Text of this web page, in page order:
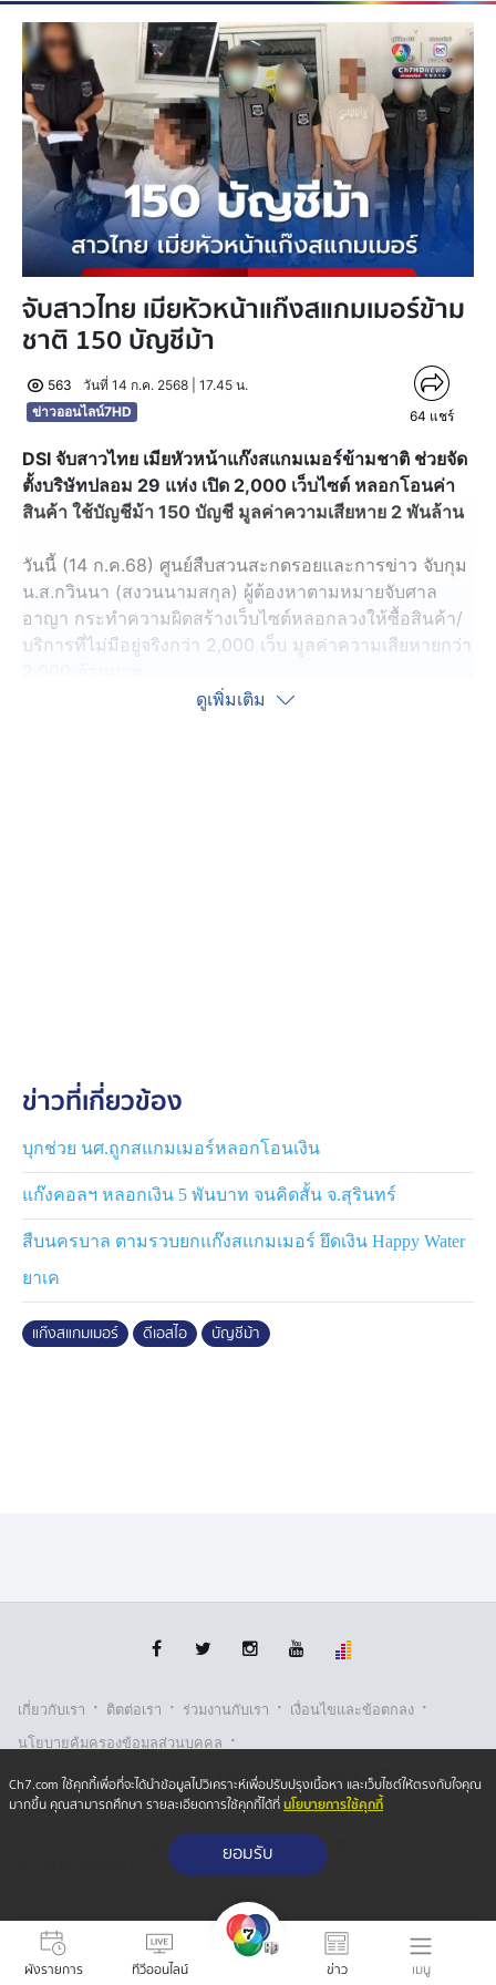
ผังรายการ ทีวีออนไลน์ ข่าว เมนู
จับสาวไทย เมียหัวหน้าแก๊งสแกมเมอร์ข้าม
ชาติ 150 บัญชีม้า
563
วันที่ 14 ก.ค. 2568 | 17.45 น.
ข่าวออนไลน์7HD
64 แชร์
DSI จับสาวไทย เมียหัวหน้าแก๊งสแกมเมอร์ข้ามชาติ ช่วยจัด
ตั้งบริษัทปลอม 29 แห่ง เปิด 2,000 เว็บไซต์ หลอกโอนค่า
สินค้า ใช้บัญชีม้า 150 บัญชี มูลค่าความเสียหาย 2 พันล้าน
วันนี้ (14 ก.ค.68) ศูนย์สืบสวนสะกดรอยและการข่าว จับกุม
น.ส.กวินนา (สงวนนามสกุล) ผู้ต้องหาตามหมายจับศาล
อาญา กระทำความผิดสร้างเว็บไซต์หลอกลวงให้ซื้อสินค้า/
บริการที่ไม่มีอยู่จริงกว่า 2,000 เว็บ มูลค่าความเสียหายกว่า
พ.ค.68 ฐานความผิด “ร่วมกันมีส่วนร่วมในองค์กร
ข้อมูลคอมพิวเตอร์อันเป็นเท็จโดยประการที่น่าจะเกิดความ
เสียหายแก่ประชาชนและความมั่นคงในทางเศรษฐกิจของ
ประเทศ ร่วมกันฉ้อโกงประชาชนด้วยการแสดงตนเป็นคน
อื่นร่วมกันฟอกเงินและร่วมกันสมคบโดยการตกลงกันตั้งแต่
2 คนขึ้นไป เพื่อกระทำความผิดฐานฟอกเงิน และได้มีการก
ระทำความผิดฐานฟอกเงิน เพราะเหตุที่ได้มีการสมคบกัน
เจ้าหน้าที่สามารถจับกุมผู้ต้องหาได้ที่บริเวณริมถนนสุริยเดช
ดูเพิ่มเติม
ข่าวที่เกี่ยวข้อง
บุกช่วย นศ.ถูกสแกมเมอร์หลอกโอนเงิน
แก๊งคอลฯ หลอกเงิน 5 พันบาท จนคิดสั้น จ.สุรินทร์
สืบนครบาล ตามรวบยกแก๊งสแกมเมอร์ ยึดเงิน Happy Water
ยาเค
แก๊งสแกมเมอร์ ดีเอสไอ บัญชีม้า
เกี่ยวกับเรา · ติตต่อเรา · ร่วมงานกับเรา · เงื่อนไขและข้อตกลง ·
นโยบายคุ้มครองข้อมูลส่วนบุคคล ·
นโยบายคุ้มครองข้อมูลส่วนบุคคล (ออนไลน์) · นโยบายคุกกี้ ·
รับเรื่องร้องเรียน
Copyright © 2026 Bangkok Broadcasting & T.V. Co.,Ltd.
Ch7.com ใช้คุกกี้เพื่อที่จะได้นำข้อมูลไปวิเคราะห์เพื่อปรับปรุงเนื้อหา และเว็บไซต์ให้ตรงกับใจคุณ
มากขึ้น คุณสามารถศึกษา รายละเอียดการใช้คุกกี้ได้ที่นโยบายการใช้คุกกี้
ยอมรับ